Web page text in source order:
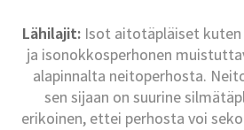
Lähilajit:Isot aitotäpläiset kuten
ja isonokkosperhonen
alapinnalta neitoperhosta.
sen sijaan on suurine
erikoinen, ettei perhosta voi